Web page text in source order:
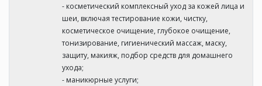
- косметический комплексный уход за кожей лица и
шеи, включая тестирование кожи, чистку,
косметическое очищение, глубокое очищение,
тонизирование, гигиенический массаж, маску,
защиту, макияж, подбор средств для домашнего
ухода;
- маникюрные услуги;